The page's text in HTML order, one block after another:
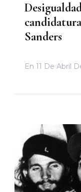
Sanders
En 11 De Abril